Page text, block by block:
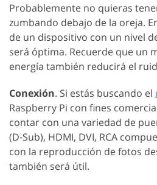
Probablemente no quieras
zumbando debajo de la oreja.
de un dispositivo con un nivel
será óptima. Recuerde que un
energía también reducirá el
Conexión. Si estás buscando el
Raspberry Pi con fines
contar con una variedad de
(D-Sub), HDMI, DVI, RCA
con la reproducción de fotos
también será útil.